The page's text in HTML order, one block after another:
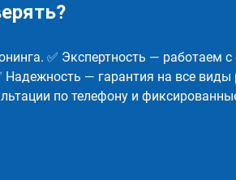
✅ Экспертность — работаем
— гарантия на все виды
по телефону и